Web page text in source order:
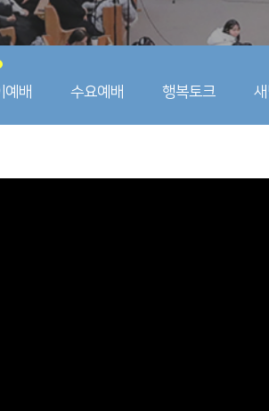
예배 수요예배 행복토크